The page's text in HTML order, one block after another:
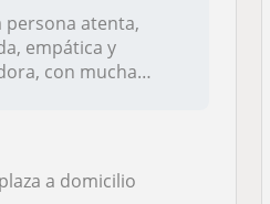
persona atenta,
empática y
con mucha
a domicilio